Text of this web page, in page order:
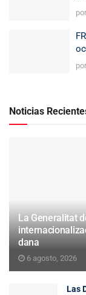
por
por
Noticias
La Generalitat
dana
6 agosto, 2026
Las